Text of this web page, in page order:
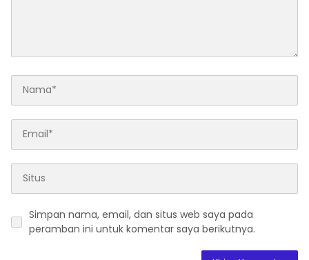
Simpan nama, email, dan situs web saya pada
peramban ini untuk komentar saya berikutnya.